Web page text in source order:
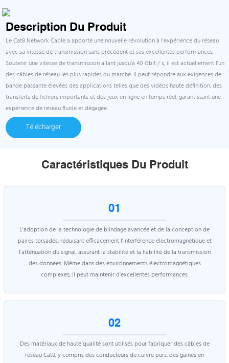
Description Du Produit
Le Cat8 Network Cable a apporté une nouvelle révolution à l'expérience du réseau
avec sa vitesse de transmission sans précédent et ses excellentes performances.
Soutenir une vitesse de transmission allant jusqu'à 40 Gbit / s, il est actuellement l'un
des câbles de réseau les plus rapides du marché. Il peut répondre aux exigences de
bande passante élevées des applications telles que des vidéos haute définition, des
transferts de fichiers importants et des jeux en ligne en temps réel, garantissant une
expérience de réseau fluide et dégagée.
Télécharger
Caractéristiques Du Produit
01
L'adoption de la technologie de blindage avancée et de la conception de
paires torsadés, réduisant efficacement l'interférence électromagnétique et
l'atténuation du signal, assurant la stabilité et la fiabilité de la transmission
des données. Même dans des environnements électromagnétiques
complexes, il peut maintenir d'excellentes performances.
02
Des matériaux de haute qualité sont utilisés pour fabriquer des câbles de
réseau Cat8, y compris des conducteurs de cuivre purs, des gaines en